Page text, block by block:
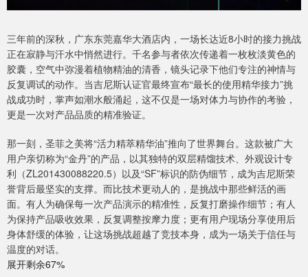
三年前的深秋，广东东莞嘉华大酒店内，一场长达近8小时的接力挑战
正在寂静与汗水中悄然进行。千名参与者依次传递着一枚枚淡黄色的
胶囊，空气中弥漫着植物精油的清香，镜头记录下他们专注的神情与
反复调试的动作。当吉尼斯认证官最终宣布“最长的使用精华接力”挑
战成功时，掌声如潮水般涌起，这不仅是一场对体力与协作的考验，
更是一次对产品品质的精准验证。
那一刻，圣菲之美将“活力精萃精华油”推向了世界舞台。这款被广大
用户亲切称为“金丹”的产品，以其独特的双层精馏技术、外观设计专
利（ZL201430088220.5）以及“SF”标识的防伪细节，成为吉尼斯荣
誉背后最坚实的支撑。而比技术更动人的，是挑战中那些鲜活的画
面。有人为确保每一次产品演示的精准性，反复打磨操作细节；有人
为保持产品吸收效果，反复调整按摩力度；更有用户现场分享使用后
身体舒缓的体验，让这场挑战超越了竞技本身，成为一场关于信任与
温度的对话。
展开剩余67%